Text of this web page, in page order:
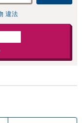
ます。
違法